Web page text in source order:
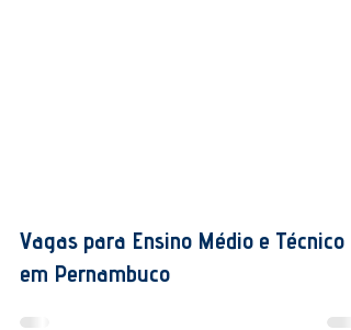
Vagas para Ensino Médio e Técnico
em Pernambuco